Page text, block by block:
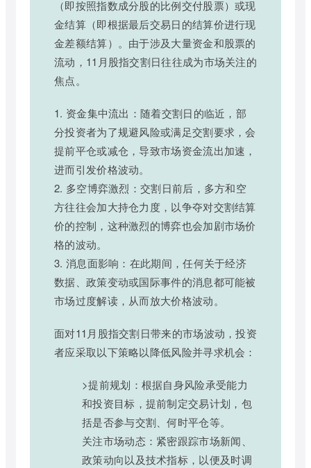
（即按照指数成分股的比例交付股票）或现
金结算（即根据最后交易日的结算价进行现
金差额结算）。由于涉及大量资金和股票的
流动，11月股指交割日往往成为市场关注的
焦点。
1. 资金集中流出：随着交割日的临近，部
分投资者为了规避风险或满足交割要求，会
提前平仓或减仓，导致市场资金流出加速，
进而引发价格波动。
2. 多空博弈激烈：交割日前后，多方和空
方往往会加大持仓力度，以争夺对交割结算
价的控制，这种激烈的博弈也会加剧市场价
格的波动。
3. 消息面影响：在此期间，任何关于经济
数据、政策变动或国际事件的消息都可能被
市场过度解读，从而放大价格波动。
面对11月股指交割日带来的市场波动，投资
者应采取以下策略以降低风险并寻求机会：
>提前规划：根据自身风险承受能力
和投资目标，提前制定交易计划，包
括是否参与交割、何时平仓等。
关注市场动态：紧密跟踪市场新闻、
政策动向以及技术指标，以便及时调